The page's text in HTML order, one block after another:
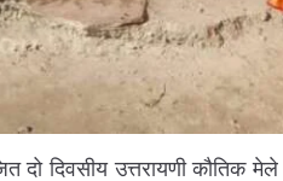
दो दिवसीय उत्तरायणी कौतिक